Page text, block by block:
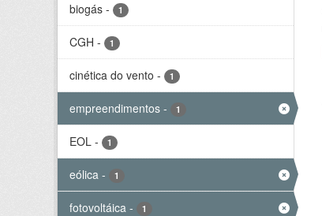
biogás - 1
CGH - 1
cinética do vento - 1
empreendimentos - 1
EOL - 1
eólica - 1
fotovoltáica - 1